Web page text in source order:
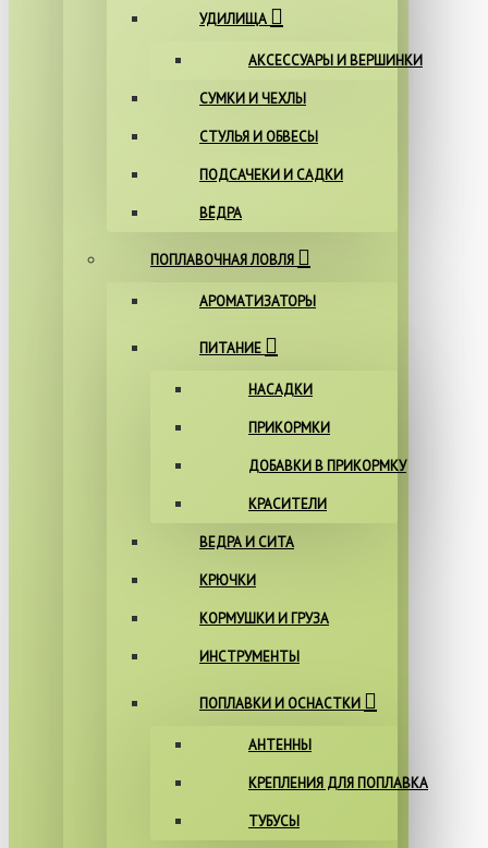
УДИЛИЩА
АКСЕССУАРЫ И ВЕРШИНКИ
СУМКИ И ЧЕХЛЫ
СТУЛЬЯ И ОБВЕСЫ
ПОДСАЧЕКИ И САДКИ
ВЁДРА
ПОПЛАВОЧНАЯ ЛОВЛЯ
АРОМАТИЗАТОРЫ
ПИТАНИЕ
НАСАДКИ
ПРИКОРМКИ
ДОБАВКИ В ПРИКОРМКУ
КРАСИТЕЛИ
ВЕДРА И СИТА
КРЮЧКИ
КОРМУШКИ И ГРУЗА
ИНСТРУМЕНТЫ
ПОПЛАВКИ И ОСНАСТКИ
АНТЕННЫ
КРЕПЛЕНИЯ ДЛЯ ПОПЛАВКА
ТУБУСЫ